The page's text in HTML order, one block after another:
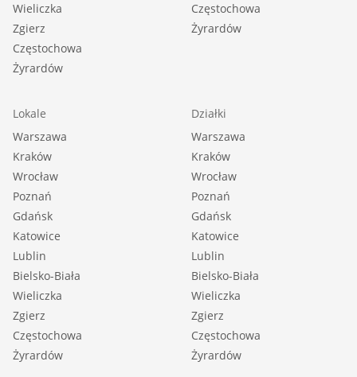
Wieliczka
Zgierz
Częstochowa
Żyrardów
Częstochowa
Żyrardów
Lokale
Warszawa
Kraków
Wrocław
Poznań
Gdańsk
Katowice
Lublin
Bielsko-Biała
Wieliczka
Zgierz
Częstochowa
Żyrardów
Działki
Warszawa
Kraków
Wrocław
Poznań
Gdańsk
Katowice
Lublin
Bielsko-Biała
Wieliczka
Zgierz
Częstochowa
Żyrardów